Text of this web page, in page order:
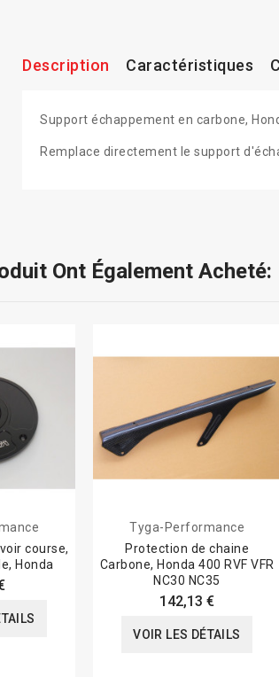
Description Caractéristiques
Support échappement en carbone,
Remplace directement le support
Ont Également Acheté:
course,
Honda
Tyga-Performance
Protection de chaine
Carbone, Honda 400 RVF VFR
NC30 NC35
142,13 €
VOIR LES DÉTAILS